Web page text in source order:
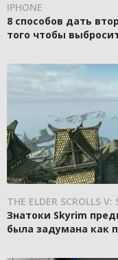
IPHONE
8 способов дать
того чтобы
THE ELDER SCROLLS V:
Знатоки Skyrim
была задумана как